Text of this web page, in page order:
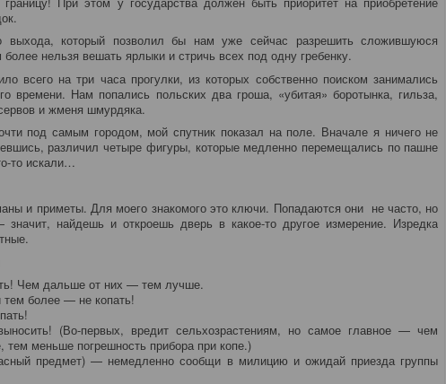
выхода, который позволил бы нам уже сейчас разрешить сложившуюся
нельзя вешать ярлыки и стричь всех под одну гребенку.
всего на три часа прогулки, из которых собственно поиском занимались
времени. Нам попались польских два гроша, «убитая» боротынка, гильза,
и жменя шмурдяка.
под самым городом, мой спутник показал на поле. Вначале я ничего не
различил четыре фигуры, которые медленно перемещались по пашне
то искали…
и приметы. Для моего знакомого это ключи. Попадаются они не часто, но
найдешь и откроешь дверь в какое-то другое измерение. Изредка
Чем дальше от них — тем лучше.
более — не копать!
(Во-первых, вредит сельхозрастениям, но самое главное — чем
меньше погрешность прибора при копе.)
предмет) — немедленно сообщи в милицию и ожидай приезда группы